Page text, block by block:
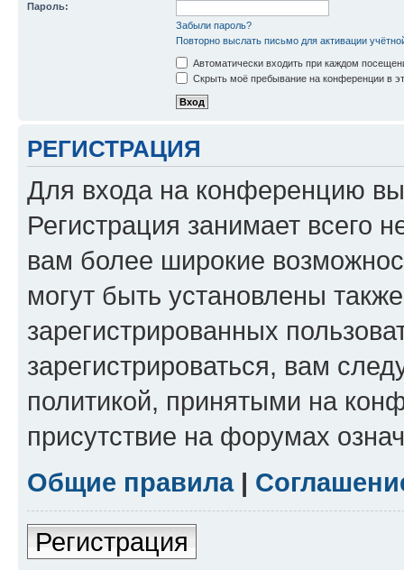
Пароль:
Забыли пароль?
Повторно выслать письмо для активации
Автоматически входить при каждом
Скрыть моё пребывание на конференции в
РЕГИСТРАЦИЯ
Для входа на конференцию
Регистрация занимает всего
вам более широкие
могут быть установлены
зарегистрированных
зарегистрироваться, вам
политикой, принятыми на
присутствие на форумах
Общие правила|
Регистрация